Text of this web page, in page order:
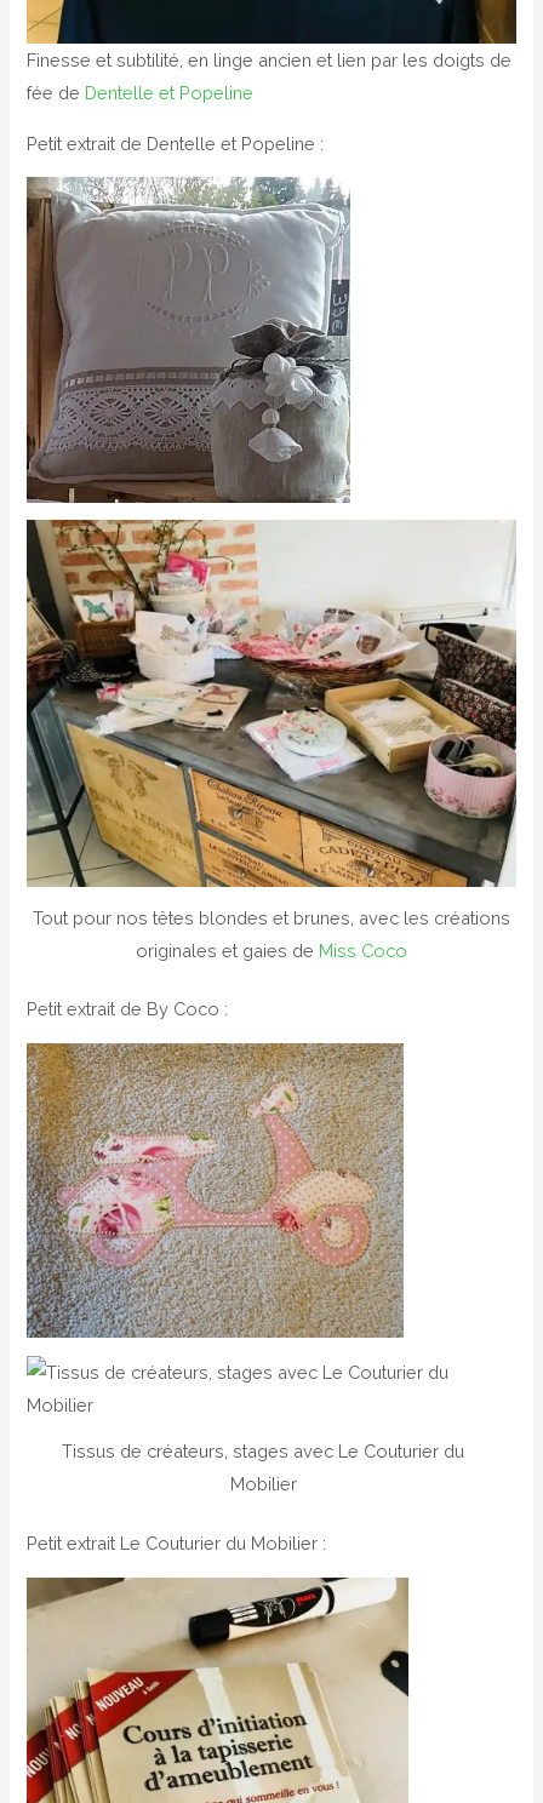
Finesse et subtilité, en linge ancien et lien par les doigts de
fée de Dentelle et Popeline
Petit extrait de Dentelle et Popeline :
Tout pour nos têtes blondes et brunes, avec les créations
originales et gaies de Miss Coco
Petit extrait de By Coco :
Tissus de créateurs, stages avec Le Couturier du
Mobilier
Petit extrait Le Couturier du Mobilier :